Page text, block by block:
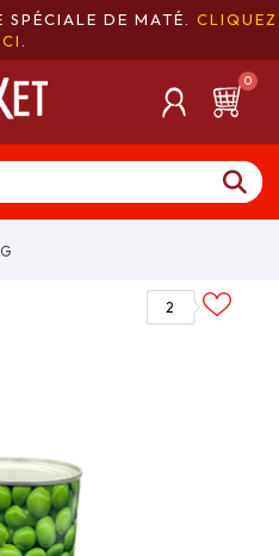
SPÉCIALE DE MATÉ. CLIQUEZ
2